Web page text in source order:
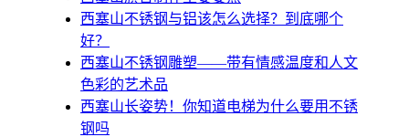
西塞山不锈钢与铝该怎么选择？到底哪个
好？
西塞山不锈钢雕塑——带有情感温度和人文
色彩的艺术品
西塞山​长姿势！你知道电梯为什么要用不锈
钢吗